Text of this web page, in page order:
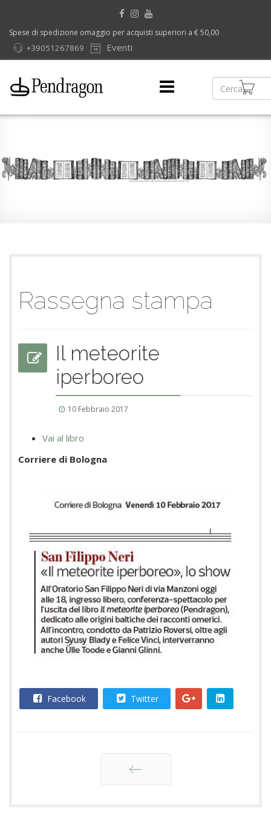
Spese di spedizione omaggio per acquisti superiori a € 50,00
Eventi
+39051267869
Rassegna stampa
Il meteorite
iperboreo
10 Febbraio 2017
Vai al libro
Corriere di Bologna
Facebook Twitter